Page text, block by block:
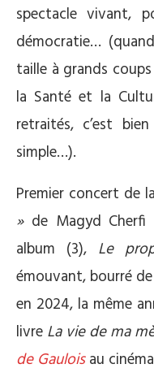
spectacle vivant,
démocratie…
taille à grands
la Santé et la
retraités, c’est
simple…).
Premier concert de
» de Magyd
album (3), Le
émouvant, bourré
en 2024, la même
livre La vie de ma
de Gauloisau